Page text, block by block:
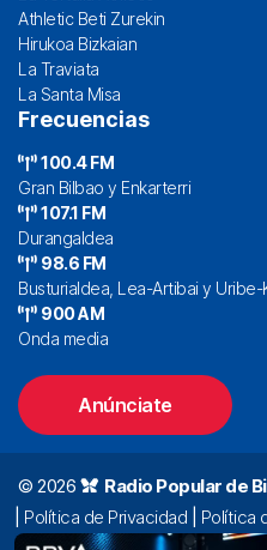
Athletic Beti Zurekin
Hirukoa Bizkaian
La Traviata
La Santa Misa
Frecuencias
100.4 FM
Gran Bilbao y Enkarterri
107.1 FM
Durangaldea
98.6 FM
Busturialdea, Lea-Artibai y Uribe-
900 AM
Onda media
Anúnciate
© 2026 Radio Popular de
Política de Privacidad Política